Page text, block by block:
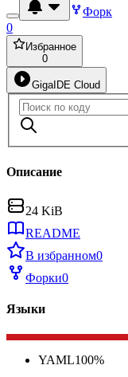
Форк
0
Избранное
0
GigaIDE Cloud
Описание
24 KiB
README
В избранном0
Форки0
Языки
YAML100%